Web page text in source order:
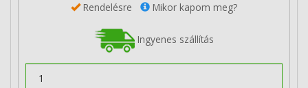
Rendelésre Mikor kapom meg?
Ingyenes szállítás